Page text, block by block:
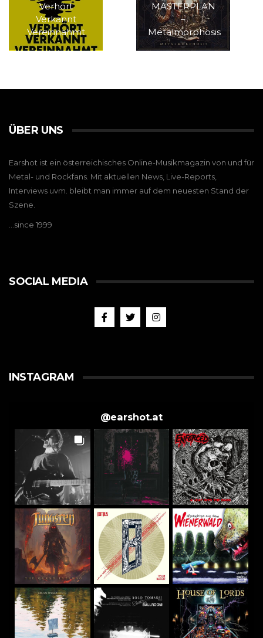
Verhört
Verkannt
Vereinnahmt
MASTERPLAN
–
Metalmorphosis
ÜBER UNS
Earshot ist ein österreichisches Online-Musikmagazin von und für
Metal- und Rockfans. Mit aktuellen News, Live-Reports,
Interviews uvm. bleibt man immer auf dem neuesten Stand der
Szene.
…since 1999
SOCIAL MEDIA
INSTAGRAM
@earshot.at